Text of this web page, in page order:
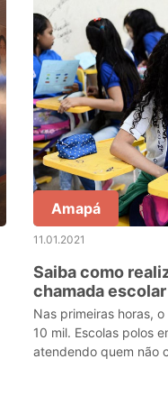
Amapá
11.01.2021
Saiba como
chamada escolar
Nas primeiras horas,
10 mil. Escolas polos
atendendo quem não